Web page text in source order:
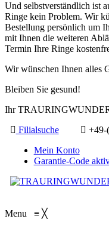
Und selbstverständlich ist
Ringe kein Problem. Wir
Bestellung persönlich um
mit Ihnen die weiteren
Termin Ihre Ringe
Wir wünschen Ihnen alles
Bleiben Sie gesund!
Ihr
Filialsuche
+49-
Mein Konto
Garantie-Code
Menu ≡ ╳